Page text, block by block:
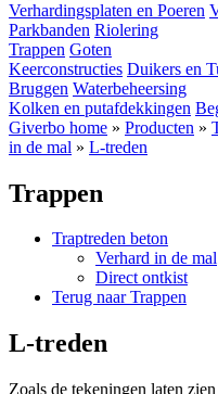
Verhardingsplaten en Poeren
Parkbanden Riolering
Trappen Goten
Keerconstructies Duikers en
Bruggen Waterbeheersing
Kolken en putafdekkingen
Giverbo home » Producten »
in de mal » L-treden
Trappen
Traptreden beton
Verhard in de mal
Direct ontkist
Terug naar Trappen
L-treden
Zoals de tekeningen laten